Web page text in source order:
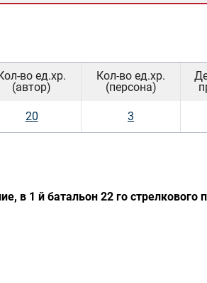
во ед.хр.
(автор)
Кол-во ед.хр.
(персона)
20 3
в 1 й батальон 22 го стрелкового